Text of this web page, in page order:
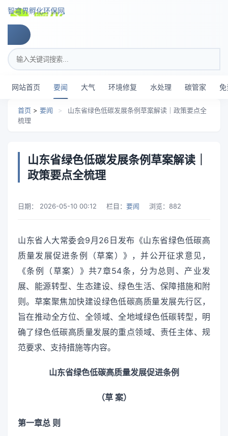
智穹界孵化环保网
搜索关键词
网站首页 要闻 大气 环境修复 水处理 碳管家 免
首页 > 要闻 >
山东省绿色低碳发展条例草案解读｜政策要点全
梳理
山东省绿色低碳发展条例草案解读｜
政策要点全梳理
日期： 2026-05-10 00:12 栏目： 要闻 浏览： 882
山东省人大常委会9月26日发布《山东省绿色低碳高
质量发展促进条例（草案）》，并公开征求意见，
《条例（草案）》共7章54条，分为总则、产业发
展、能源转型、生态建设、绿色生活、保障措施和附
则。草案聚焦加快建设绿色低碳高质量发展先行区，
旨在推动全方位、全领域、全地域绿色低碳转型，明
确了绿色低碳高质量发展的重点领域、责任主体、规
范要求、支持措施等内容。
山东省绿色低碳高质量发展促进条例
（草 案）
第一章总 则